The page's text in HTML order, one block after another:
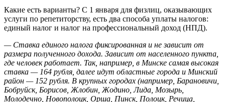
Какие есть варианты? С 1 января для физлиц, оказывающих
услуги по репетиторству, есть два способа уплаты налогов:
единый налог и налог на профессиональный доход (НПД).
— Ставка единого налога фиксированная и не зависит от
размера полученного дохода. Зависит от населенного пункта,
где человек работает. Так, например, в Минске самая высокая
ставка — 164 рубля, далее идут областные города и Минский
район — 152 рубля. В крупных городах (например, Барановичи,
Бобруйск, Борисов, Жлобин, Жодино, Лида, Мозырь,
Молодечно, Новополоцк, Орша, Пинск, Полоцк, Речица,